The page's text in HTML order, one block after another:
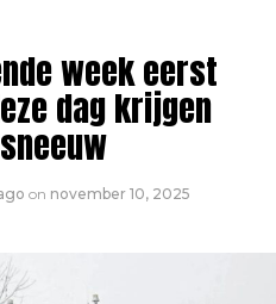
week eerst
dag krijgen
on november 10, 2025